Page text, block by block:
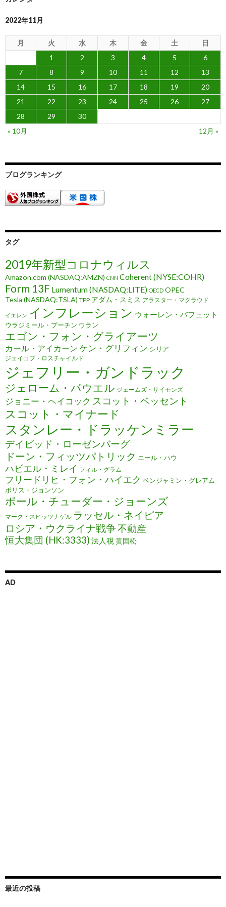
2022年11月
月 火 水 木 金 土
日
1
2 3 4 5
6
7
8 9 10 11 12
13
14
15 16 17 18 19
20
21
22 23 24 25 26
27
28
29
30
« 10月
12月 »
ブログランキング
タグ
2019年新型コロナウィルス
Amazon.com (NASDAQ:AMZN) CNN Coherent (NYSE:COHR)
Form 13F Lumentum (NASDAQ:LITE) OECD OPEC
Tesla (NASDAQ:TSLA) TPP アダム・スミス アラスター・マクラウド
イエレン インフレーション ウォーレン・バフェット
ウラジミール・プーチン ウラン
エゴン・フォン・グライアーツ
カール・アイカーン ケン・グリフィン シリア
ジェイコブ・ロスチャイルド
ジェフリー・ガンドラック
ジェローム・パウエル ジェームズ・サイモンズ
ジョニー・ヘイコック スコット・ベッセント
スコット・マイナード
スタンレー・ドラッケンミラー
デイビッド・ローゼンバーグ
ドーン・フィッツパトリック ニール・ハウ
ハビエル・ミレイ フィル・グラム
フリードリヒ・フォン・ハイエク ベンジャミン・グレアム
ボリス・ジョンソン
ポール・チューダー・ジョーンズ
マーク・スピッツナゲル ラッセル・ネイピア
ロシア・ウクライナ戦争不動産
恒大集団 (HK:3333) 法人税黄国松
AD
最近の投稿